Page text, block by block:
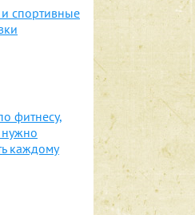
спортивные
фитнесу,
каждому